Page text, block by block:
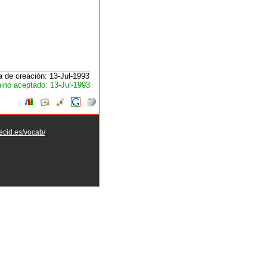
de creación: 13-Jul-1993
aceptado: 13-Jul-1993
vocab/